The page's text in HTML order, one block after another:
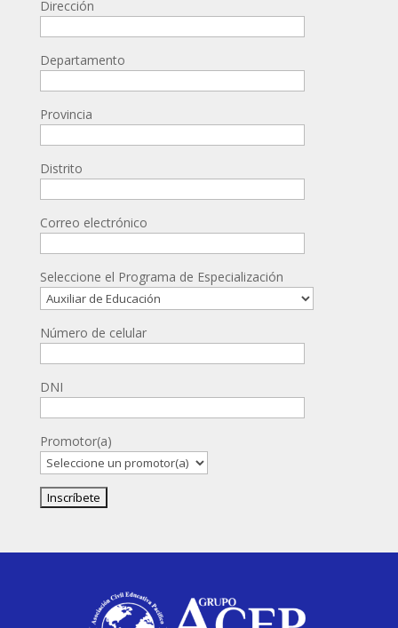
Dirección
Departamento
Provincia
Distrito
Correo electrónico
Seleccione el Programa de Especialización
Número de celular
DNI
Promotor(a)